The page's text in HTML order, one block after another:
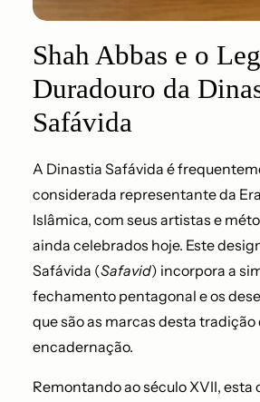
Shah Abbas e o
Duradouro da
Safávida
A Dinastia Safávida é
considerada representante da
Islâmica, com seus artistas e
ainda celebrados hoje. Este
Safávida (Safavid) incorpora a
fechamento pentagonal e os
que são as marcas desta tradição
encadernação.
Remontando ao século XVII, esta